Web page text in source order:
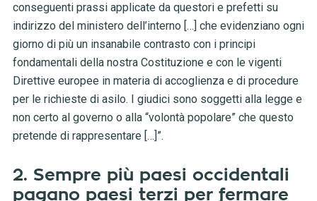
conseguenti prassi applicate da questori e prefetti su
indirizzo del ministero dell’interno […] che evidenziano ogni
giorno di più un insanabile contrasto con i principi
fondamentali della nostra Costituzione e con le vigenti
Direttive europee in materia di accoglienza e di procedure
per le richieste di asilo. I giudici sono soggetti alla legge e
non certo al governo o alla “volontà popolare” che questo
pretende di rappresentare […]”.
2. Sempre più paesi occidentali
pagano paesi terzi per fermare